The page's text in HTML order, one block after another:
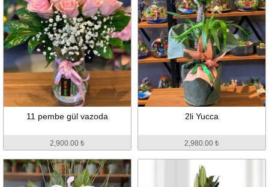
11 pembe gül vazoda
2,900.00 ₺
2li Yucca
2,980.00 ₺